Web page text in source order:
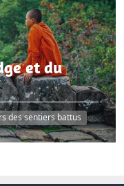
et du
des sentiers battus